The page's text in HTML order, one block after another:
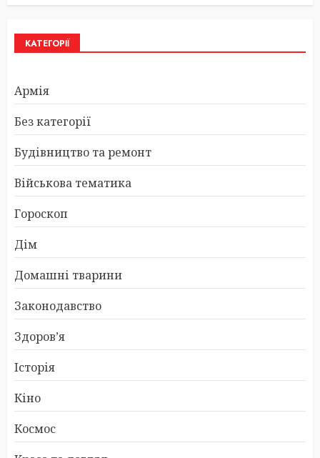
КАТЕГОРІЇ
Армія
Без категорії
Будівництво та ремонт
Військова тематика
Гороскоп
Дім
Домашні тварини
Законодавство
Здоров’я
Історія
Кіно
Космос